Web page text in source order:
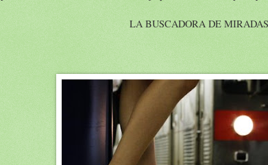
LA BUSCADORA DE MIRADAS